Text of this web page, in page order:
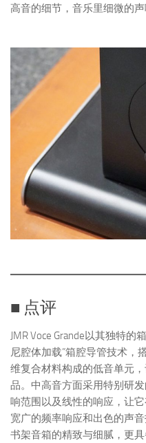
高音的细节，音乐里细微的声
■ 点评
JMR Voce Grande以其独特的
尼腔体加载”箱腔导管技术，
维复合材料构成的低音单元
品。中高音方面采用特别研
响范围以及线性的响应，让
宽广的频率响应和出色的声
书架音箱的精致与细腻，更